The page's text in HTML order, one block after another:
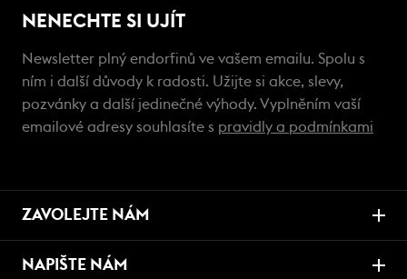
NENECHTE SI UJÍT
Newsletter plný endorfinů ve vašem emailu. Spolu s
ním i další důvody k radosti. Užijte si akce, slevy,
pozvánky a další jedinečné výhody. Vyplněním vaší
emailové adresy souhlasíte s pravidly a podmínkami
ZAVOLEJTE NÁM
NAPIŠTE NÁM